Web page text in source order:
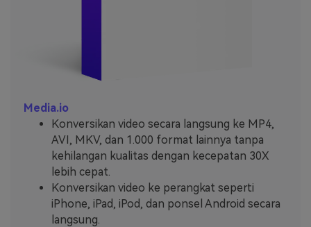
Media.io
Konversikan video secara langsung ke MP4,
AVI, MKV, dan 1.000 format lainnya tanpa
kehilangan kualitas dengan kecepatan 30X
lebih cepat.
Konversikan video ke perangkat seperti
iPhone, iPad, iPod, dan ponsel Android secara
langsung.